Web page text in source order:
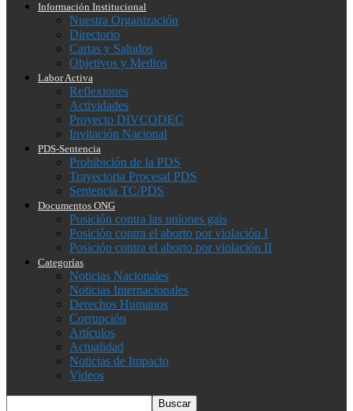
Información Institucional
Nuestra Organización
Directorio
Cartas y Saludos
Objetivos y Medios
Labor Activa
Reflexiones
Actividades
Proyecto DIVCODEC
Invitación Nacional
PDS-Sentencia
Prohibición de la PDS
Trayectoria Procesal PDS
Sentencia TC/PDS
Documentos ONG
Posición contra las uniones gais
Posición contra el aborto por violación I
Posición contra el aborto por violación II
Categorías
Noticias Nacionales
Noticias Internacionales
Derechos Humanos
Corrupción
Artículos
Actualidad
Noticias de Impacto
Videos